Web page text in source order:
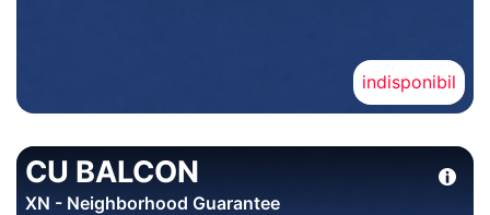
indisponibil
CU BALCON
XN - Neighborhood Guarantee